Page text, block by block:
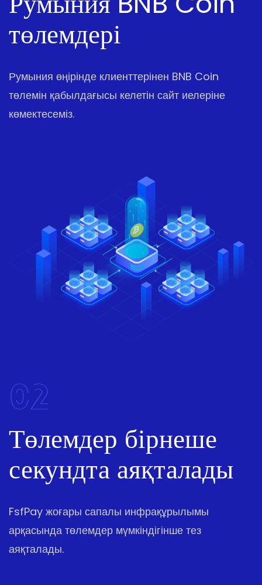
төлемдері
Румыния өңірінде клиенттерінен BNB Coin
төлемін қабылдағысы келетін сайт иелеріне
көмектесеміз.
02
Төлемдер бірнеше
секундта аяқталады
FsfPay жоғары сапалы инфрақұрылымы
арқасында төлемдер мүмкіндігінше тез
аяқталады.